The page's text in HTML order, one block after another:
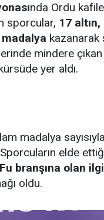
nda Ordu
sporcular, 17
kazanarak
mindere
yer aldı.
madalya
elde
branşına olan
oldu.